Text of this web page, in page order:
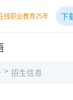
线职业教育25年 下
> 招生信息